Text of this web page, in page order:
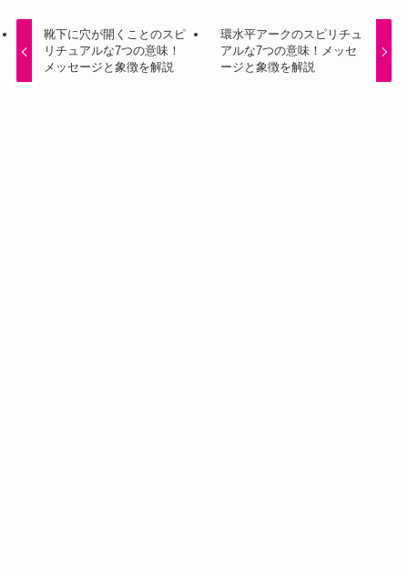
靴下に穴が開くことのスピ
リチュアルな7つの意味！
メッセージと象徴を解説
環水平アークのスピリチュ
アルな7つの意味！メッセ
ージと象徴を解説